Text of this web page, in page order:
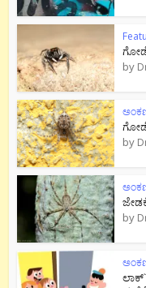
by
by
by